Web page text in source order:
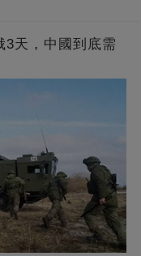
3天，中國到底需